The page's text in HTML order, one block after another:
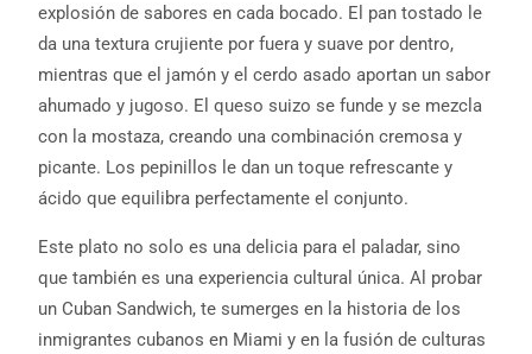
explosión de sabores en cada bocado. El pan tostado le
da una textura crujiente por fuera y suave por dentro,
mientras que el jamón y el cerdo asado aportan un sabor
ahumado y jugoso. El queso suizo se funde y se mezcla
con la mostaza, creando una combinación cremosa y
picante. Los pepinillos le dan un toque refrescante y
ácido que equilibra perfectamente el conjunto.
Este plato no solo es una delicia para el paladar, sino
que también es una experiencia cultural única. Al probar
un Cuban Sandwich, te sumerges en la historia de los
inmigrantes cubanos en Miami y en la fusión de culturas